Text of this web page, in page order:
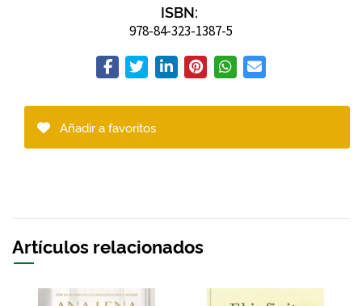
ISBN:
978-84-323-1387-5
Añadir a favoritos
Artículos relacionados